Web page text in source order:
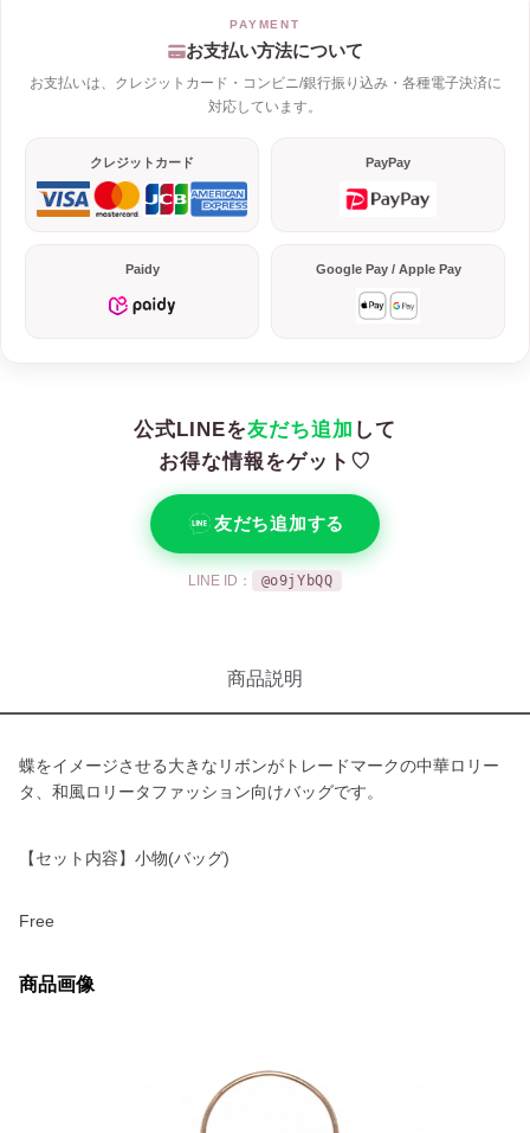
お支払い方法について
お支払いは、クレジットカード・コンビニ/銀行振り込み・各種電子決済に
対応しています。
クレジットカード PayPay
Paidy Google Pay / Apple Pay
公式LINEを友だち追加 して
お得な情報をゲット♡
友だち追加する
LINE ID： @o9jYbQQ
商品説明
蝶をイメージさせる大きなリボンがトレードマークの中華ロリー
タ、和風ロリータファッション向けバッグです。
【セット内容】小物(バッグ)
Free
商品画像